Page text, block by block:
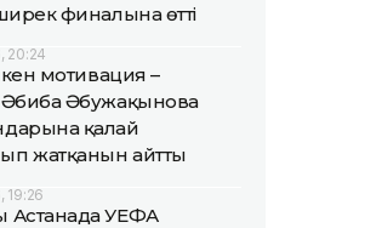
финалына өтті
20:24
мотивация –
Әбиба Әбужақынова
қалай
жатқанын айтты
19:26
Астанада УЕФА